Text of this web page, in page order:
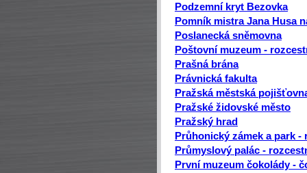
Podzemní kryt Bezovka
Pomník mistra Jana Husa
Poslanecká sněmovna
Poštovní muzeum -
Prašná brána
Právnická fakulta
Pražská městská
Pražské židovské město
Pražský hrad
Průhonický zámek a park -
Průmyslový palác -
První muzeum čokolády -